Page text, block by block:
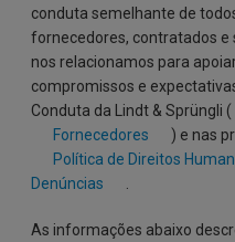
conduta semelhante de
fornecedores, contratados e
nos relacionamos para
compromissos e
Conduta da Lindt & Sprüngli (
Fornecedores
) e nas
Política de Direitos
Denúncias
As informações abaixo